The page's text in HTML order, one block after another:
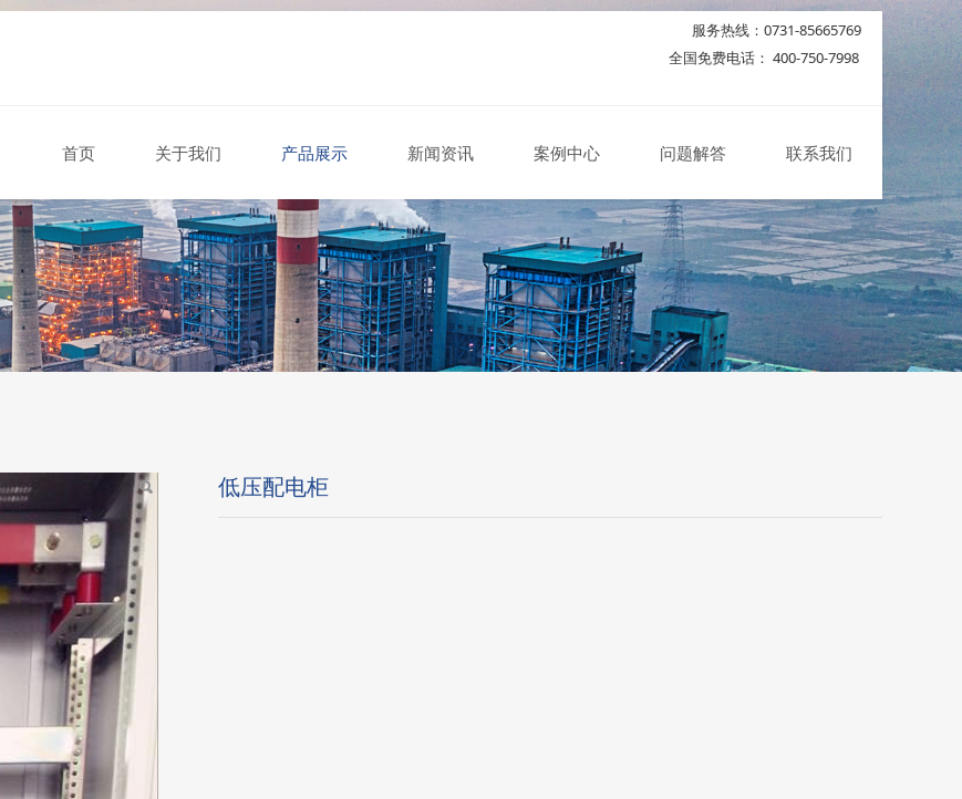
服务热线：0731-85665769
全国免费电话： 400-750-7998
首页 关于我们 产品展示 新闻资讯 案例中心 问题解答 联系我们
低压配电柜